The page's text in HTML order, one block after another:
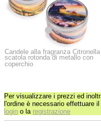
Candele alla fragranza
scatola rotonda di metallo con
coperchio
Per visualizzare i prezzi ed
l'ordine è necessario effettuare il
login o la registrazione